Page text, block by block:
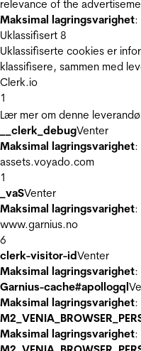
relevance of the
Maksimal lagringsvarighet:
Uklassifisert 8
Uklassifiserte cookies er
klassifisere, sammen med
Clerk.io
1
Lær mer om denne
__clerk_debugVenter
Maksimal lagringsvarighet:
assets.voyado.com
1
_vaSVenter
Maksimal lagringsvarighet:
www.garnius.no
6
clerk-visitor-idVenter
Maksimal lagringsvarighet:
Garnius-cache#apollogql
Maksimal lagringsvarighet:
Maksimal lagringsvarighet: